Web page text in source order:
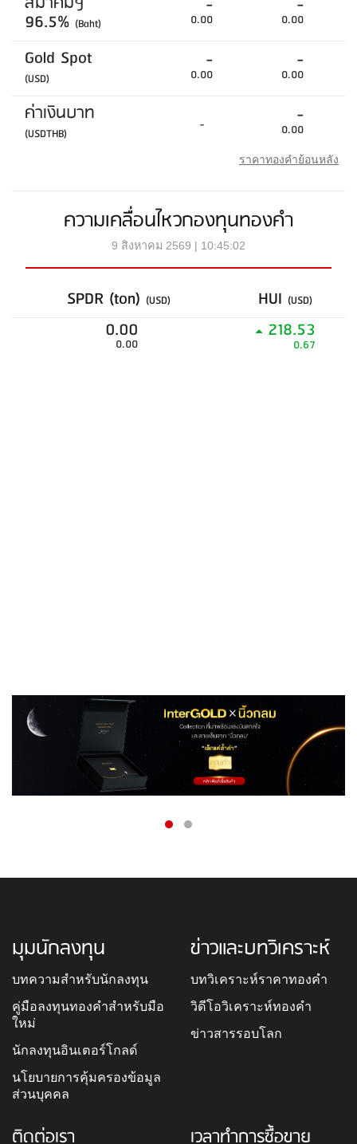
96.5% (Baht)
-
0.00
-
0.00
Gold Spot
(USD)
-
0.00
-
0.00
ค่าเงินบาท
(USDTHB) - -
0.00
ราคาทองคำย้อนหลัง
ความเคลื่อนไหวกองทุนทองคำ
9 สิงหาคม 2569 | 10:45:02
SPDR (ton) (USD) HUI (USD)
0.00
0.00
218.53
0.67
มุมนักลงทุน
บทความสำหรับนักลงทุน
คู่มือลงทุนทองคำสำหรับมือ
ใหม่
นักลงทุนอินเตอร์โกลด์
นโยบายการคุ้มครองข้อมูล
ส่วนบุคคล
ข่าวและบทวิเคราะห์
บทวิเคราะห์ราคาทองคำ
วิดีโอวิเคราะห์ทองคำ
ข่าวสารรอบโลก
ติดต่อเรา เวลาทำการซื้อขาย